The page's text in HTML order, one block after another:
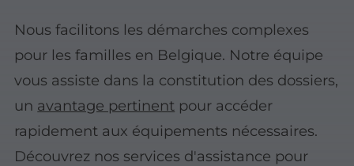
Nous facilitons les démarches complexes
pour les familles en Belgique. Notre équipe
vous assiste dans la constitution des dossiers,
un avantage pertinent pour accéder
rapidement aux équipements nécessaires.
Découvrez nos services d'assistance pour